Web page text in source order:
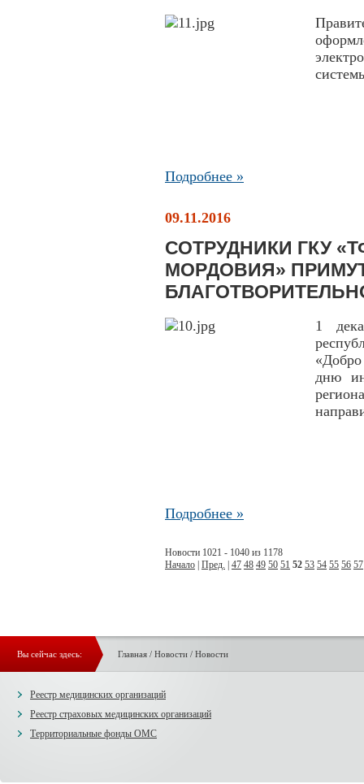
Подробнее »
09.11.2016
СОТРУДНИКИ ГКУ
МОРДОВИЯ»
1
дню
Подробнее »
Новости 1021 - 1040 из 1178
Начало Пред. 47 48 49 50 51 52 53 54 55 56 57
Вы сейчас здесь: Главная/ Новости / Новости
Реестр медицинских организаций
Реестр страховых медицинских организаций
Территориальные фонды ОМС